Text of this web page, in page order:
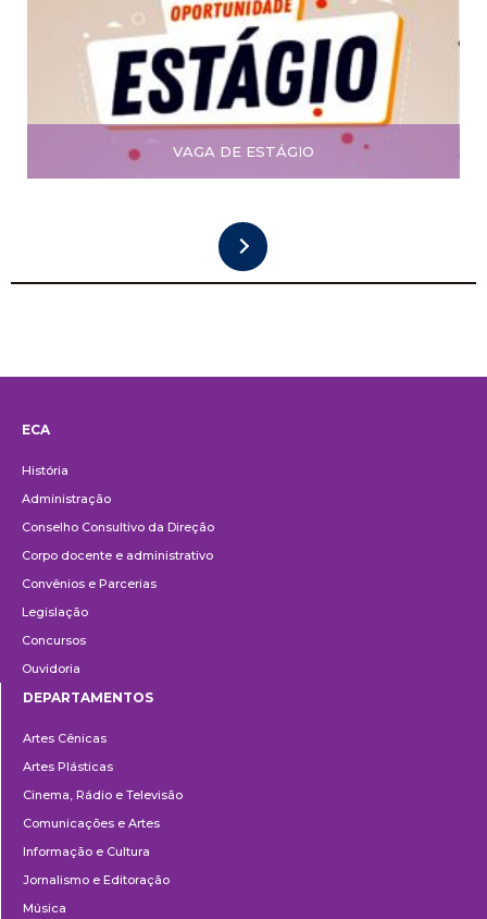
VAGA DE ESTÁGIO
ECA
História
Administração
Conselho Consultivo da Direção
Corpo docente e administrativo
Convênios e Parcerias
Legislação
Concursos
Ouvidoria
DEPARTAMENTOS
Artes Cênicas
Artes Plásticas
Cinema, Rádio e Televisão
Comunicações e Artes
Informação e Cultura
Jornalismo e Editoração
Música